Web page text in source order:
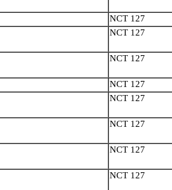
NCT 127
NCT 127
NCT 127
NCT 127
NCT 127
NCT 127
NCT 127
NCT 127